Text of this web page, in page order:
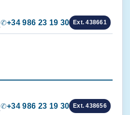
✆+34 986 23 19 30 Ext. 438661
✆+34 986 23 19 30 Ext. 438656